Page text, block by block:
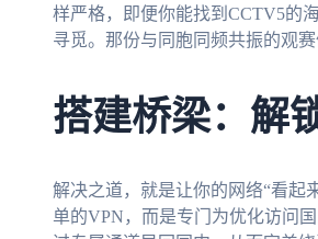
样严格，即便你能找到CCTV5的
寻觅。那份与同胞同频共振的观赛
搭建桥梁：解
解决之道，就是让你的网络“看起
单的VPN，而是专门为优化访问